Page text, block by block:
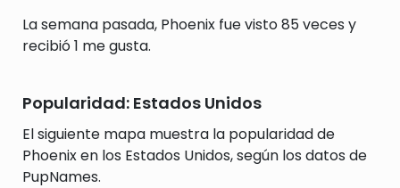
La semana pasada, Phoenix fue visto 85 veces y
recibió 1 me gusta.
Popularidad: Estados Unidos
El siguiente mapa muestra la popularidad de
Phoenix en los Estados Unidos, según los datos de
PupNames.